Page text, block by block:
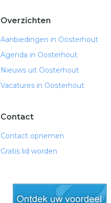
Overzichten
Aanbiedingen in Oosterhout
Agenda in Oosterhout
Nieuws uit Oosterhout
Vacatures in Oosterhout
Contact
Contact opnemen
Gratis lid worden